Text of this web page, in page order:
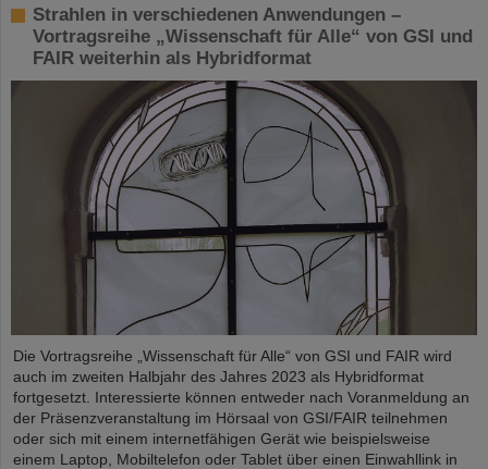
Strahlen in verschiedenen Anwendungen –
Vortragsreihe „Wissenschaft für Alle“ von GSI und
FAIR weiterhin als Hybridformat
Die Vortragsreihe „Wissenschaft für Alle“ von GSI und FAIR wird
auch im zweiten Halbjahr des Jahres 2023 als Hybridformat
fortgesetzt. Interessierte können entweder nach Voranmeldung an
der Präsenzveranstaltung im Hörsaal von GSI/FAIR teilnehmen
oder sich mit einem internetfähigen Gerät wie beispielsweise
einem Laptop, Mobiltelefon oder Tablet über einen Einwahllink in